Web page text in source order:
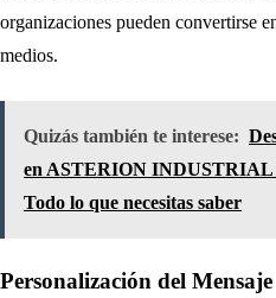
organizaciones pueden convertirse
medios.
Quizás también te interese:
en ASTERION
Todo lo que necesitas saber
Personalización del Mensaje